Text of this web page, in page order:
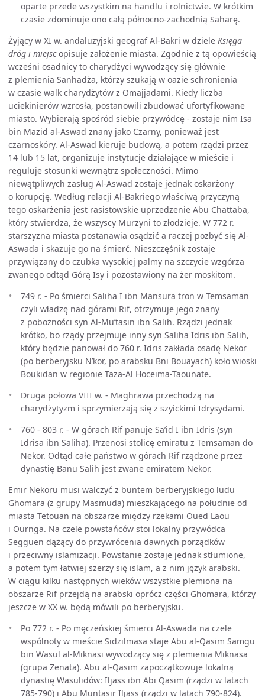
oparte przede wszystkim na handlu i rolnictwie. W krótkim
czasie zdominuje ono całą północno-zachodnią Saharę.
Żyjący w XI w. andaluzyjski geograf Al-Bakri w dziele Księga
dróg i miejscopisuje założenie miasta. Zgodnie z tą opowieścią
wcześni osadnicy to charydżyci wywodzący się głównie
z plemienia Sanhadża, którzy szukają w oazie schronienia
w czasie walk charydżytów z Omajjadami. Kiedy liczba
uciekinierów wzrosła, postanowili zbudować ufortyfikowane
miasto. Wybierają spośród siebie przywódcę - zostaje nim Isa
bin Mazid al-Aswad znany jako Czarny, ponieważ jest
czarnoskóry. Al-Aswad kieruje budową, a potem rządzi przez
14 lub 15 lat, organizuje instytucje działające w mieście i
reguluje stosunki wewnątrz społeczności. Mimo
niewątpliwych zasług Al-Aswad zostaje jednak oskarżony
o korupcję. Według relacji Al-Bakriego właściwą przyczyną
tego oskarżenia jest rasistowskie uprzedzenie Abu Chattaba,
który stwierdza, że wszyscy Murzyni to złodzieje. W 772 r.
starszyzna miasta postanawia osądzić a raczej pozbyć się Al-
Aswada i skazuje go na śmierć. Nieszczęśnik zostaje
przywiązany do czubka wysokiej palmy na szczycie wzgórza
zwanego odtąd Górą Isy i pozostawiony na żer moskitom.
749 r. - Po śmierci Saliha I ibn Mansura tron w Temsaman
czyli władzę nad górami Rif, otrzymuje jego znany
z pobożności syn Al-Mu’tasin ibn Salih. Rządzi jednak
krótko, bo rządy przejmuje inny syn Saliha Idris ibn Salih,
który będzie panował do 760 r. Idris zakłada osadę Nekor
(po berberyjsku N’kor, po arabsku Bni Bouayach) koło wioski
Boukidan w regionie Taza-Al Hoceima-Taounate.
Druga połowa VIII w. - Maghrawa przechodzą na
charydżytyzm i sprzymierzają się z szyickimi Idrysydami.
760 - 803 r. - W górach Rif panuje Sa’id I ibn Idris (syn
Idrisa ibn Saliha). Przenosi stolicę emiratu z Temsaman do
Nekor. Odtąd całe państwo w górach Rif rządzone przez
dynastię Banu Salih jest zwane emiratem Nekor.
Emir Nekoru musi walczyć z buntem berberyjskiego ludu
Ghomara (z grupy Masmuda) mieszkającego na południe od
miasta Tetouan na obszarze między rzekami Oued Laou
i Ournga. Na czele powstańców stoi lokalny przywódca
Segguen dążący do przywrócenia dawnych porządków
i przeciwny islamizacji. Powstanie zostaje jednak stłumione,
a potem tym łatwiej szerzy się islam, a z nim język arabski.
W ciągu kilku następnych wieków wszystkie plemiona na
obszarze Rif przejdą na arabski oprócz części Ghomara, którzy
jeszcze w XX w. będą mówili po berberyjsku.
Po 772 r. - Po męczeńskiej śmierci Al-Aswada na czele
wspólnoty w mieście Sidżilmasa staje Abu al-Qasim Samgu
bin Wasul al-Miknasi wywodzący się z plemienia Miknasa
(grupa Zenata). Abu al-Qasim zapoczątkowuje lokalną
dynastię Wasulidów: Iljass ibn Abi Qasim (rządzi w latach
785-790) i Abu Muntasir Iljass (rządzi w latach 790-824).